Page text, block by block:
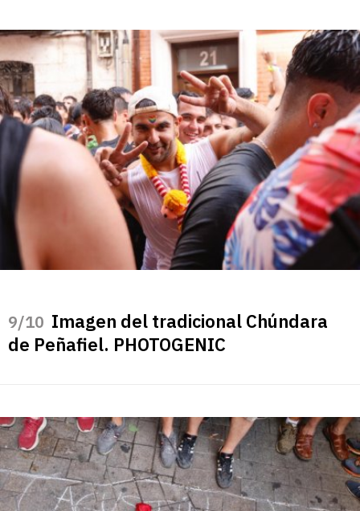
/10 Imagen del tradicional Chúndara
de Peñafiel. PHOTOGENIC